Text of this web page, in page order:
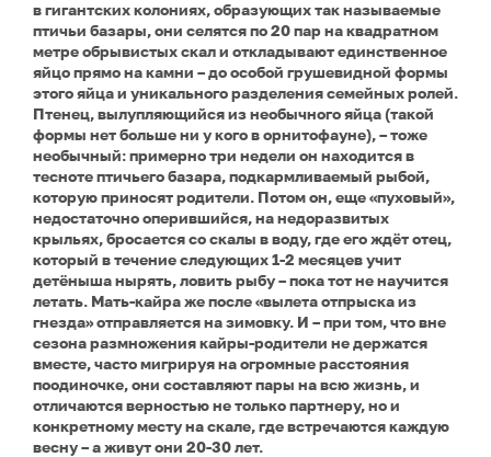
в гигантских колониях, образующих так называемые
птичьи базары, они селятся по 20 пар на квадратном
метре обрывистых скал и откладывают единственное
яйцо прямо на камни – до особой грушевидной формы
этого яйца и уникального разделения семейных ролей.
Птенец, вылупляющийся из необычного яйца (такой
формы нет больше ни у кого в орнитофауне), – тоже
необычный: примерно три недели он находится в
тесноте птичьего базара, подкармливаемый рыбой,
которую приносят родители. Потом он, еще «пуховый»,
недостаточно оперившийся, на недоразвитых
крыльях, бросается со скалы в воду, где его ждёт отец,
который в течение следующих 1-2 месяцев учит
детёныша нырять, ловить рыбу – пока тот не научится
летать. Мать-кайра же после «вылета отпрыска из
гнезда» отправляется на зимовку. И – при том, что вне
сезона размножения кайры-родители не держатся
вместе, часто мигрируя на огромные расстояния
поодиночке, они составляют пары на всю жизнь, и
отличаются верностью не только партнеру, но и
конкретному месту на скале, где встречаются каждую
весну – а живут они 20-30 лет.